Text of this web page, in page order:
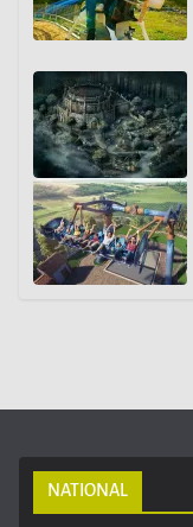
NATIONAL